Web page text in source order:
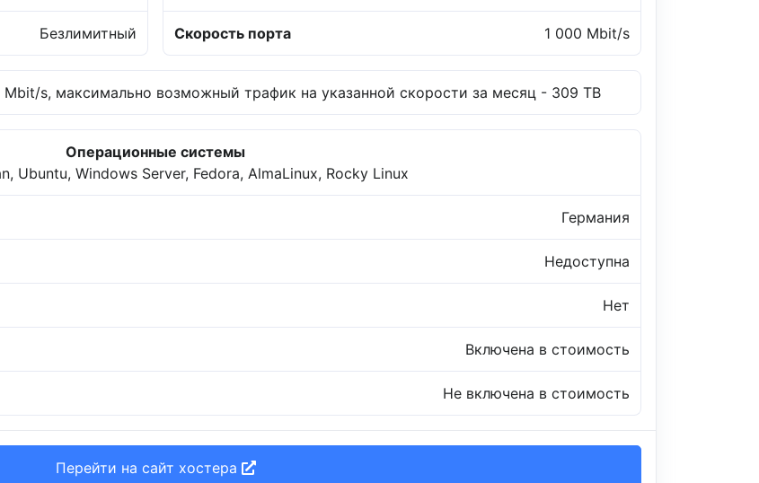
Безлимитный Скорость порта 1 000 Mbit/s
s, максимально возможный трафик на указанной скорости за месяц - 309 TB
Операционные системы
Ubuntu, Windows Server, Fedora, AlmaLinux, Rocky Linux
Германия
Недоступна
Нет
Включена в стоимость
Не включена в стоимость
Перейти на сайт хостера